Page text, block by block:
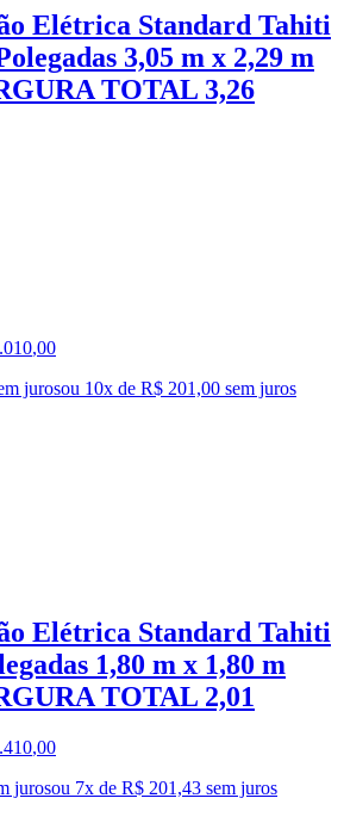
Elétrica Standard Tahiti
3,05 m x 2,29 m
TOTAL 3,26
,00
jurosou 10x de R$ 201,00 sem juros
Elétrica Standard Tahiti
1,80 m x 1,80 m
TOTAL 2,01
,00
jurosou 7x de R$ 201,43 sem juros